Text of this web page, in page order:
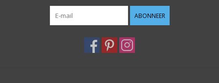
ABONNEER